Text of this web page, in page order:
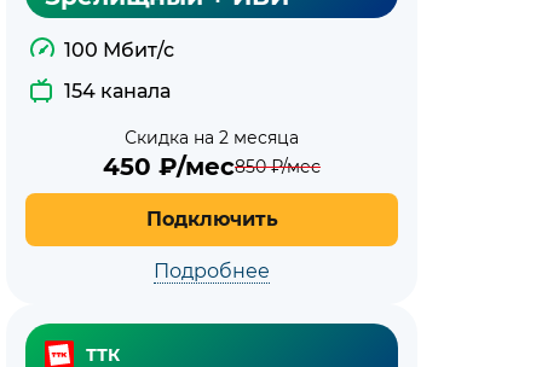
100 Мбит/с
154 канала
Скидка на 2 месяца
450 ₽/мес850₽/мес
Подключить
Подробнее
ТТК